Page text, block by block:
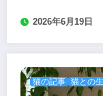
2026年6月19日
猫の記事 猫との